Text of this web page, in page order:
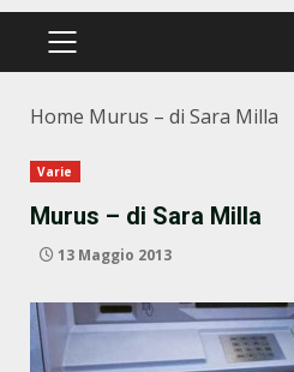
PRIMÄRES
Home Murus – di Sara Milla
Varie
Murus – di Sara Milla
13 Maggio 2013